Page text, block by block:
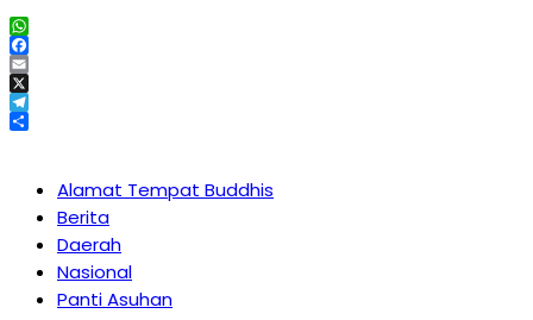
WhatsApp
Facebook
Email
X
Telegram
Alamat Tempat Buddhis
Berita
Daerah
Nasional
Panti Asuhan